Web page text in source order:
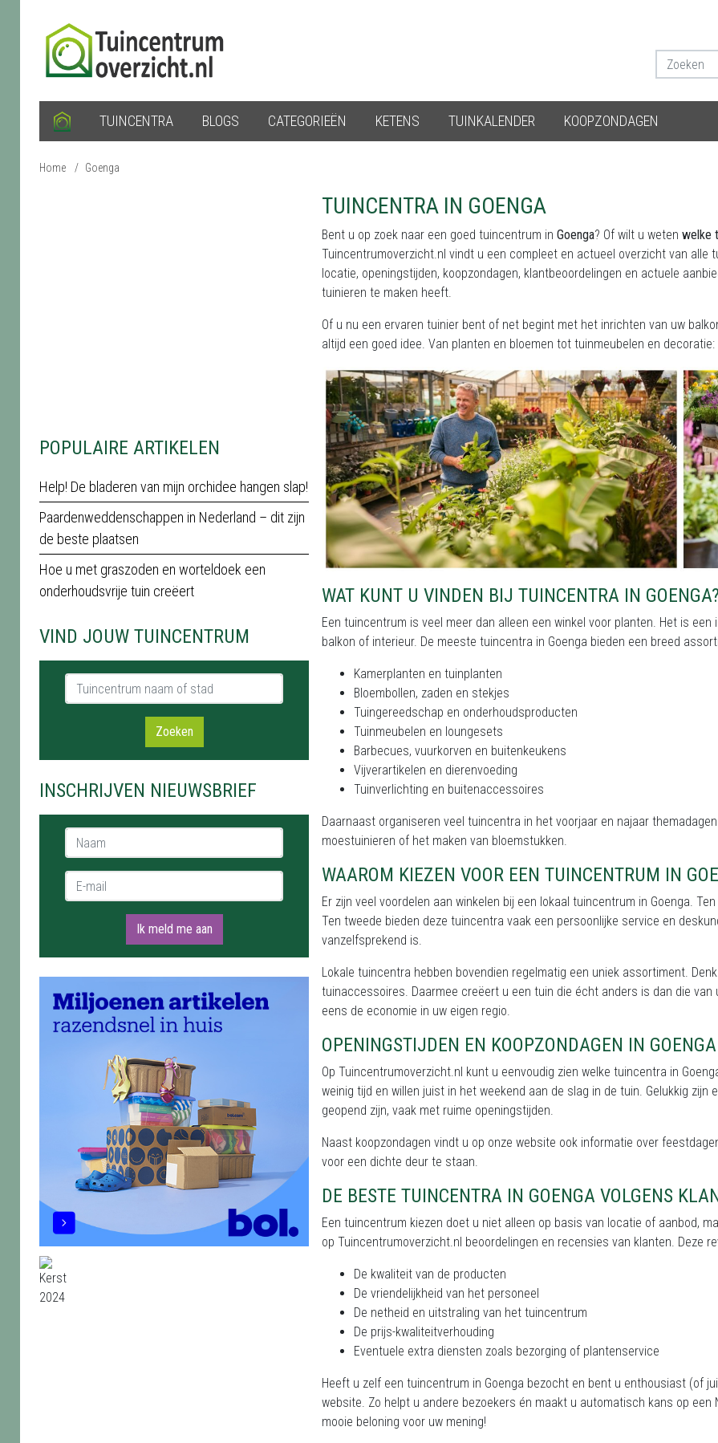
TUINCENTRA BLOGS CATEGORIEËN KETENS TUINKALENDER KOOPZONDAGEN
Home / Goenga
POPULAIRE ARTIKELEN
Help! De bladeren van mijn orchidee hangen slap!
Paardenweddenschappen in Nederland – dit zijn
de beste plaatsen
Hoe u met graszoden en worteldoek een
onderhoudsvrije tuin creëert
VIND JOUW TUINCENTRUM
Tuincentrum naam of stad
Zoeken
INSCHRIJVEN NIEUWSBRIEF
Naam *
E-mail *
Ik meld me aan
TUINCENTRA IN GOENGA
Bent u op zoek naar een goed tuincentrum in Goenga? Of wilt u weten welke
Tuincentrumoverzicht.nl vindt u een compleet en actueel overzicht van alle
locatie, openingstijden, koopzondagen, klantbeoordelingen en actuele
tuinieren te maken heeft.
Of u nu een ervaren tuinier bent of net begint met het inrichten van uw
altijd een goed idee. Van planten en bloemen tot tuinmeubelen en
WAT KUNT U VINDEN BIJ TUINCENTRA IN GOENGA?
Een tuincentrum is veel meer dan alleen een winkel voor planten. Het is
balkon of interieur. De meeste tuincentra in Goenga bieden een breed
Kamerplanten en tuinplanten
Bloembollen, zaden en stekjes
Tuingereedschap en onderhoudsproducten
Tuinmeubelen en loungesets
Barbecues, vuurkorven en buitenkeukens
Vijverartikelen en dierenvoeding
Tuinverlichting en buitenaccessoires
Daarnaast organiseren veel tuincentra in het voorjaar en najaar
moestuinieren of het maken van bloemstukken.
WAAROM KIEZEN VOOR EEN TUINCENTRUM IN
Er zijn veel voordelen aan winkelen bij een lokaal tuincentrum in Goenga.
Ten tweede bieden deze tuincentra vaak een persoonlijke service en
vanzelfsprekend is.
Lokale tuincentra hebben bovendien regelmatig een uniek assortiment.
tuinaccessoires. Daarmee creëert u een tuin die écht anders is dan die
eens de economie in uw eigen regio.
OPENINGSTIJDEN EN KOOPZONDAGEN IN GOENGA
Op Tuincentrumoverzicht.nl kunt u eenvoudig zien welke tuincentra in
weinig tijd en willen juist in het weekend aan de slag in de tuin. Gelukkig
geopend zijn, vaak met ruime openingstijden.
Naast koopzondagen vindt u op onze website ook informatie over
voor een dichte deur te staan.
DE BESTE TUINCENTRA IN GOENGA VOLGENS
Een tuincentrum kiezen doet u niet alleen op basis van locatie of aanbod,
op Tuincentrumoverzicht.nl beoordelingen en recensies van klanten. Deze
De kwaliteit van de producten
De vriendelijkheid van het personeel
De netheid en uitstraling van het tuincentrum
De prijs-kwaliteitverhouding
Eventuele extra diensten zoals bezorging of plantenservice
Heeft u zelf een tuincentrum in Goenga bezocht en bent u enthousiast (of
website. Zo helpt u andere bezoekers én maakt u automatisch kans op
mooie beloning voor uw mening!